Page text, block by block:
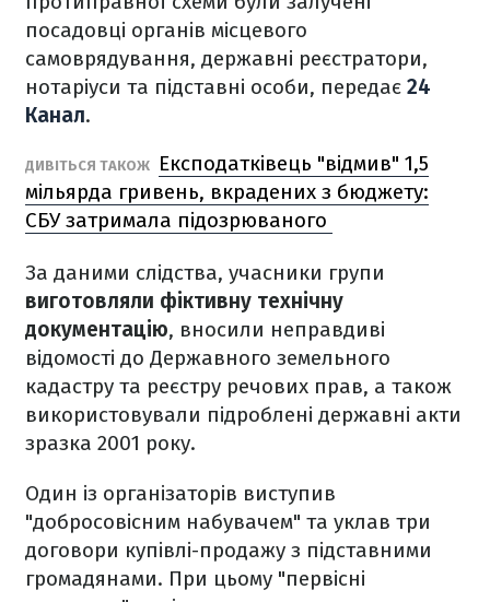
посадовці органів місцевого
самоврядування, державні реєстратори,
нотаріуси та підставні особи, передає 24
Канал.
ДИВІТЬСЯ ТАКОЖ
Експодатківець "відмив" 1,5
мільярда гривень, вкрадених з бюджету:
СБУ затримала підозрюваного
За даними слідства, учасники групи
виготовляли фіктивну технічну
документацію, вносили неправдиві
відомості до Державного земельного
кадастру та реєстру речових прав, а також
використовували підроблені державні акти
зразка 2001 року.
Один із організаторів виступив
"добросовісним набувачем" та уклав три
договори купівлі-продажу з підставними
громадянами. При цьому "первісні